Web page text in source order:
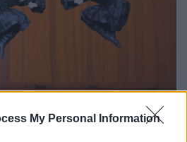
My Personal Information